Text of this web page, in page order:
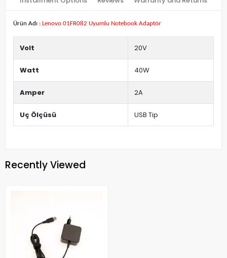
Ürün Adı : Lenovo 01FR082 Uyumlu Notebook Adaptör
Volt 20V
Watt 40W
Amper 2A
Uç Ölçüsü USB Tip
Recently Viewed